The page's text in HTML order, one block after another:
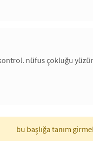
nüfus çokluğu
bu başlığa tanım